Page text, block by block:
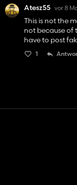
Atesz55 vor 8
This is not the
not because of
have to post
1